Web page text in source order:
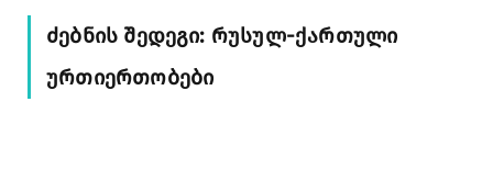
ᲫᲔᲑᲜᲘᲡ ᲨᲔᲓᲔᲒᲘ: ᲠᲣᲡᲣᲚ-ᲥᲐᲠᲗᲣᲚᲘ
ᲣᲠᲗᲘᲔᲠᲗᲝᲑᲔᲑᲘ